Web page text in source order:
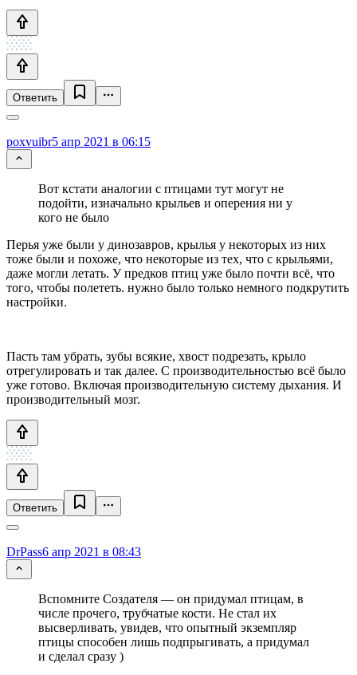
Ответить
poxvuibr5 апр 2021 в 06:15
Вот кстати аналогии с птицами тут могут не
подойти, изначально крыльев и оперения ни у
кого не было
Перья уже были у динозавров, крылья у некоторых из них
тоже были и похоже, что некоторые из тех, что с крыльями,
даже могли летать. У предков птиц уже было почти всё, что
того, чтобы полететь. нужно было только немного подкрутить
настройки.
Пасть там убрать, зубы всякие, хвост подрезать, крыло
отрегулировать и так далее. С производительностью всё было
уже готово. Включая производительную систему дыхания. И
производительный мозг.
Ответить
DrPass6 апр 2021 в 08:43
Вспомните Создателя — он придумал птицам, в
числе прочего, трубчатые кости. Не стал их
высверливать, увидев, что опытный экземпляр
птицы способен лишь подпрыгивать, а придумал
и сделал сразу )